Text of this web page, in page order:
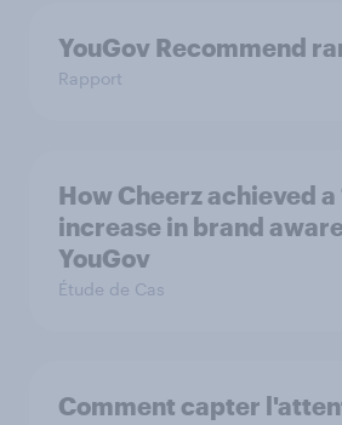
YouGov Recommend
Rapport
How Cheerz achieved a
increase in brand
YouGov
Étude de Cas
Comment capter